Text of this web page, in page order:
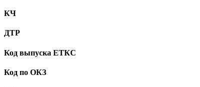
КЧ
ДТР
Код выпуска ЕТКС
Код по ОКЗ